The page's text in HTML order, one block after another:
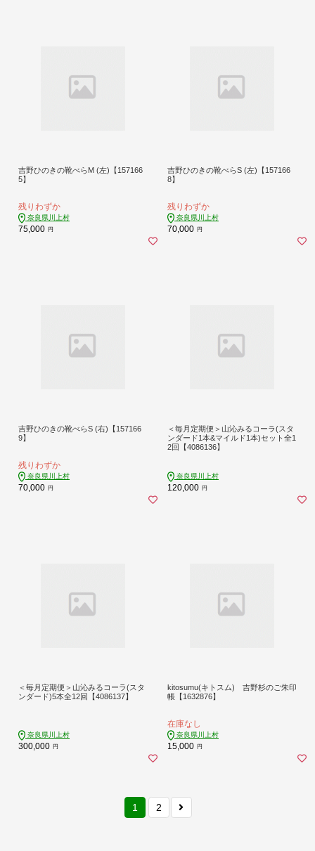
吉野ひのきの靴べらM (左)【157166
5】
残りわずか
奈良県川上村
75,000 円
吉野ひのきの靴べらS (左)【157166
8】
残りわずか
奈良県川上村
70,000 円
吉野ひのきの靴べらS (右)【157166
9】
残りわずか
奈良県川上村
70,000 円
＜毎月定期便＞山沁みるコーラ(スタ
ンダード1本&マイルド1本)セット全1
2回【4086136】
奈良県川上村
120,000 円
＜毎月定期便＞山沁みるコーラ(スタ
ンダード)5本全12回【4086137】
奈良県川上村
300,000 円
kitosumu(キトスム) 吉野杉のご朱印
帳【1632876】
在庫なし
奈良県川上村
15,000 円
1 2